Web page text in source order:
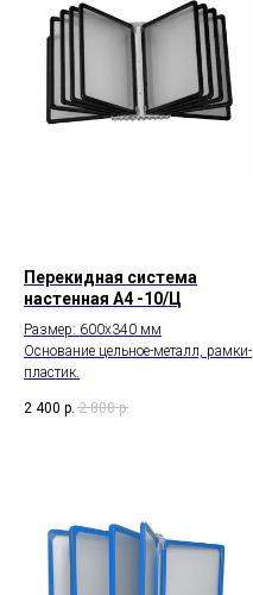
Перекидная система
настенная А4 -10/Ц
Размер: 600х340 мм
Основание цельное-металл, рамки-
пластик.
2 400 р. 2 800 р.